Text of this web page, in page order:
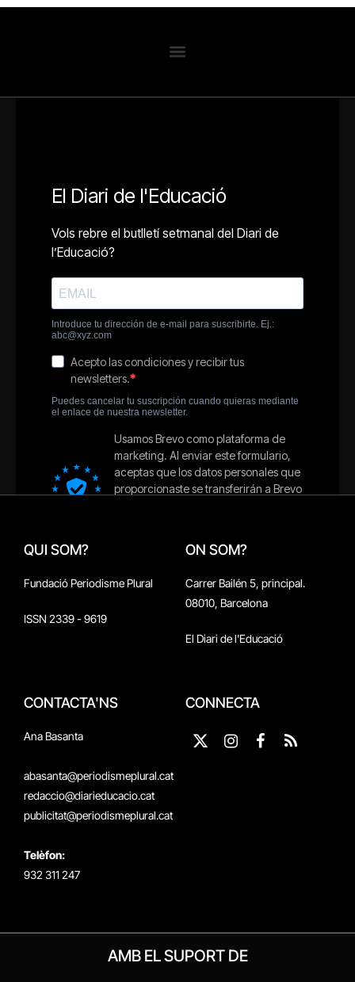
QUI SOM?
Fundació Periodisme Plural
ISSN 2339 - 9619
ON SOM?
Carrer Bailén 5, principal.
08010, Barcelona
El Diari de l'Educació
CONTACTA'NS
Ana Basanta
abasanta@periodismeplural.cat
redaccio@diarieducacio.cat
publicitat@periodismeplural.cat
Telèfon:
932 311 247
CONNECTA
X
Instagram
Facebook
RSS
AMB EL SUPORT DE